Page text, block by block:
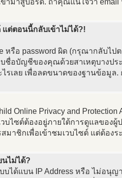
ามาสู่บอร์ด. ถ้าคุณแน่ใจว่า
แต่ตอนนี้กลับเข้าไม่ได้?!
หรือ password ผิด (กรุณากลับไ
บชื่อบัญชีของคุณด้วยสาเหตุบางปร
รเลย เพื่อลดขนาดของฐานข้อมู
Online Privacy and
วบไซต์ต้องอยู่ภายใต้การดูแลของ
มาชิกเพื่อเข้าชมเวบไซต์ แต่ต้อง
นไม่ได้?
บได้แบน IP Address หรือ ไม่อนุญ